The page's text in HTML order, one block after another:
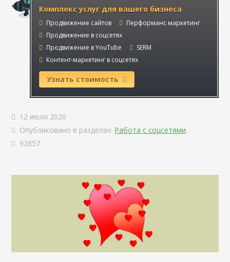
Комплекс услуг для вашего бизнеса
Продвижение сайтов
Перформанс маркетинг
Продвижение в соцсетях
Продвижение в YouTube
SERM
Контент-маркетинг в соцсетях
Узнать стоимость
12 июля 2020
Опубликовано в разделах: Работа с соцсетями.
92857